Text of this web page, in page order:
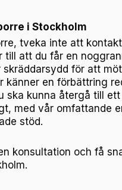
i Stockholm
tveka inte att
till att du får en
för att
känner en förbättring
ska kunna återgå till
med vår omfattande
stöd.
konsultation och få